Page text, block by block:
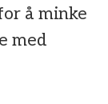
å minke
med